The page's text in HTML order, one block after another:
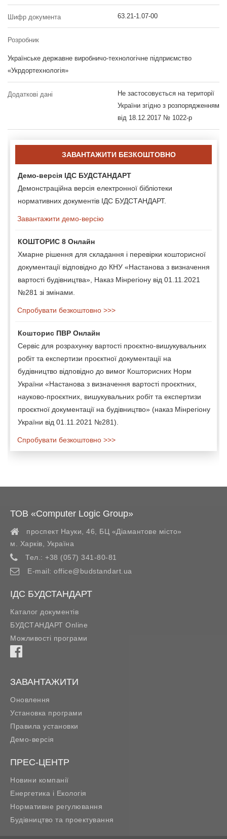
Шифр документа 63.21-1.07-00
Розробник
Українське державне виробничо-технологічне підприємство
«Укрдортехнологія»
Додаткові дані
Не застосовується на території
України згідно з розпорядженням
від 18.12.2017 № 1022-р
ЗАВАНТАЖИТИ БЕЗКОШТОВНО
Демо-версія ІДС БУДСТАНДАРТ
Демонстраційна версія електронної бібліотеки
нормативних документів ІДС БУДСТАНДАРТ.
Завантажити демо-версію
КОШТОРИС 8 Онлайн
Хмарне рішення для складання і перевірки кошторисної
документації відповідно до КНУ «Настанова з визначення
вартості будівництва», Наказ Мінрегіону від 01.11.2021
№281 зі змінами.
Спробувати безкоштовно >>>
Кошторис ПВР Онлайн
Сервіс для розрахунку вартості проєктно-вишукувальних
робіт та експертизи проєктної документації на
будівництво відповідно до вимог Кошторисних Норм
України «Настанова з визначення вартості проєктних,
науково-проєктних, вишукувальних робіт та експертизи
проєктної документації на будівництво» (наказ Мінрегіону
України від 01.11.2021 №281).
Спробувати безкоштовно >>>
ТОВ «Computer Logic Group»
проспект Науки, 46, БЦ «Діамантове місто»
м. Харків
Україна
Тел.: +38 (057) 341-80-81
E-mail: office@budstandart.ua
ІДС БУДСТАНДАРТ
Каталог документів
БУДСТАНДАРТ Online
Можливості програми
ЗАВАНТАЖИТИ
Оновлення
Установка програми
Правила установки
Демо-версія
ПРЕС-ЦЕНТР
Новини компанії
Енергетика і Екологія
Нормативне регулювання
Будівництво та проектування